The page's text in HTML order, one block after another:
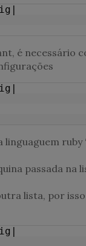
é necessário
linguaguem ruby
passada na
lista, por